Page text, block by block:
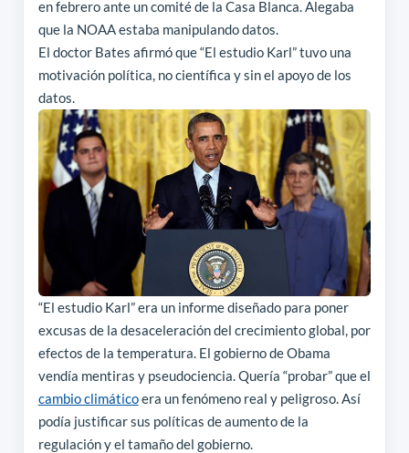
en febrero ante un comité de la Casa Blanca. Alegaba
que la NOAA estaba manipulando datos.
El doctor Bates afirmó que “El estudio Karl” tuvo una
motivación política, no científica y sin el apoyo de los
datos.
“El estudio Karl” era un informe diseñado para poner
excusas de la desaceleración del crecimiento global, por
efectos de la temperatura. El gobierno de Obama
vendía mentiras y pseudociencia. Quería “probar” que el
cambio climáticoera un fenómeno real y peligroso. Así
podía justificar sus políticas de aumento de la
regulación y el tamaño del gobierno.